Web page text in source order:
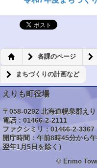
各課のページ
まちづくりの計画など
えりも町役場
〒058-0292 北海道幌泉郡え
電話：01466-2-2111
ファクシミリ：01466-2-3367
開庁時間：午前8時45分から
翌年1月5日を除く）
© Erimo